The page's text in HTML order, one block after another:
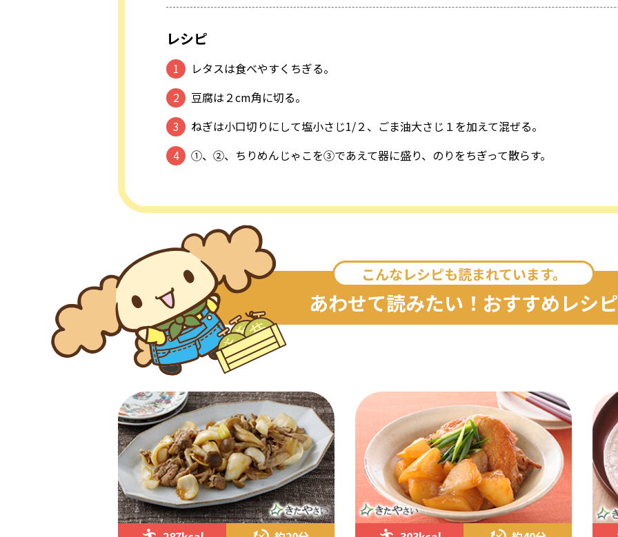
レシピ
レタスは食べやすくちぎる。
豆腐は２cm角に切る。
ねぎは小口切りにして塩小さじ1/２、ごま油大さじ１を加えて混ぜる。
①、②、ちりめんじゃこを③であえて器に盛り、のりをちぎって散らす。
こんなレシピも読まれています。
あわせて読みたい！おすすめレシピ